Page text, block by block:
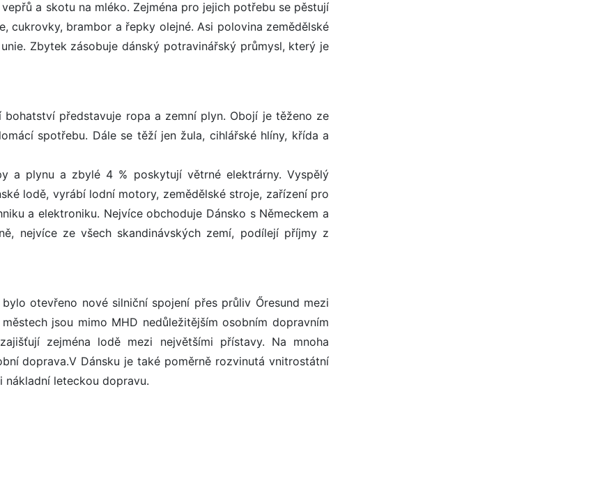
a skotu na mléko. Zejména pro jejich potřebu se pěstují
cukrovky, brambor a řepky olejné. Asi polovina zemědělské
Zbytek zásobuje dánský potravinářský průmysl, který je
bohatství představuje ropa a zemní plyn. Obojí je těženo ze
spotřebu. Dále se těží jen žula, cihlářské hlíny, křída a
a plynu a zbylé 4 % poskytují větrné elektrárny. Vyspělý
lodě, vyrábí lodní motory, zemědělské stroje, zařízení pro
a elektroniku. Nejvíce obchoduje Dánsko s Německem a
nejvíce ze všech skandinávských zemí, podílejí příjmy z
otevřeno nové silniční spojení přes průliv Őresund mezi
jsou mimo MHD nedůležitějším osobním dopravním
zejména lodě mezi největšími přístavy. Na mnoha
doprava.V Dánsku je také poměrně rozvinutá vnitrostátní
nákladní leteckou dopravu.